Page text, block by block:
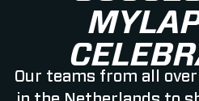
Our teams from all